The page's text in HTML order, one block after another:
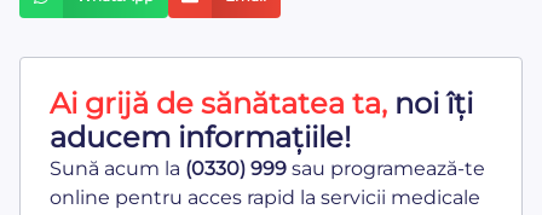
Ai grijă de sănătatea ta, noi îți
aducem informațiile!
Sună acum la (0330) 999 sau programează-te
online pentru acces rapid la servicii medicale